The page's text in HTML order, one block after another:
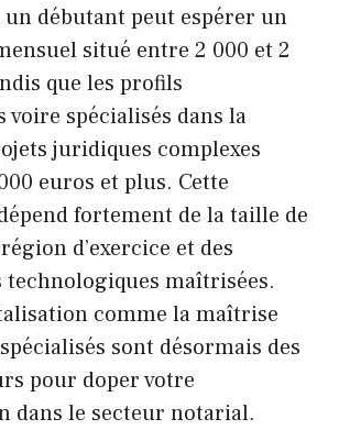
un débutant peut espérer un
situé entre 2 000 et 2
que les profils
voire spécialisés dans la
juridiques complexes
euros et plus. Cette
fortement de la taille de
d’exercice et des
technologiques maîtrisées.
comme la maîtrise
sont désormais des
pour doper votre
dans le secteur notarial.